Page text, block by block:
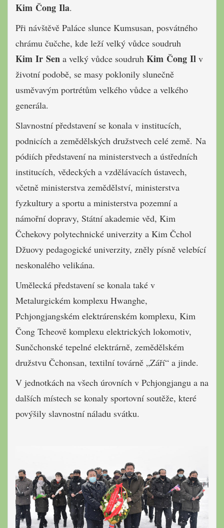
Kim Čong Ila.
Při návštěvě Paláce slunce Kumsusan, posvátného
chrámu čučche, kde leží velký vůdce soudruh
Kim Ir Sen a velký vůdce soudruh Kim Čong Il v
životní podobě, se masy poklonily slunečně
usměvavým portrétům velkého vůdce a velkého
generála.
Slavnostní představení se konala v institucích,
podnicích a zemědělských družstvech celé země. Na
pódiích představení na ministerstvech a ústředních
institucích, vědeckých a vzdělávacích ústavech,
včetně ministerstva zemědělství, ministerstva
fyzkultury a sportu a ministerstva pozemní a
námořní dopravy, Státní akademie věd, Kim
Čchekovy polytechnické univerzity a Kim Čchol
Džuovy pedagogické univerzity, zněly písně velebící
neskonalého velikána.
Umělecká představení se konala také v
Metalurgickém komplexu Hwanghe,
Pchjongjangském elektrárenském komplexu, Kim
Čong Tcheově komplexu elektrických lokomotiv,
Sunčchonské tepelné elektrárně, zemědělském
družstvu Čchonsan, textilní továrně „Září“ a jinde.
V jednotkách na všech úrovních v Pchjongjangu a na
dalších místech se konaly sportovní soutěže, které
povýšily slavnostní náladu svátku.